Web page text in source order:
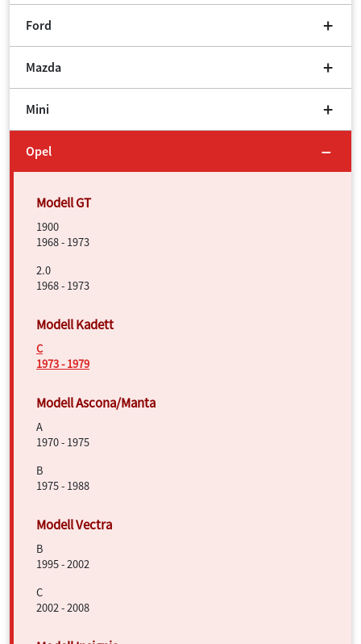
Ford
Mazda
Mini
Opel
1900
1968 - 1973
2.0
1968 - 1973
C
1973 - 1979
A
1970 - 1975
B
1975 - 1988
B
1995 - 2002
C
2002 - 2008